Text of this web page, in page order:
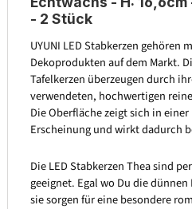
- 2 Stück
UYUNI LED Stabkerzen gehören
Dekoprodukten auf dem Markt.
Tafelkerzen überzeugen durch
verwendeten, hochwertigen
Die Oberfläche zeigt sich in
Erscheinung und wirkt dadurch
Die LED Stabkerzen Thea sind
geeignet. Egal wo Du die
sie sorgen für eine besondere